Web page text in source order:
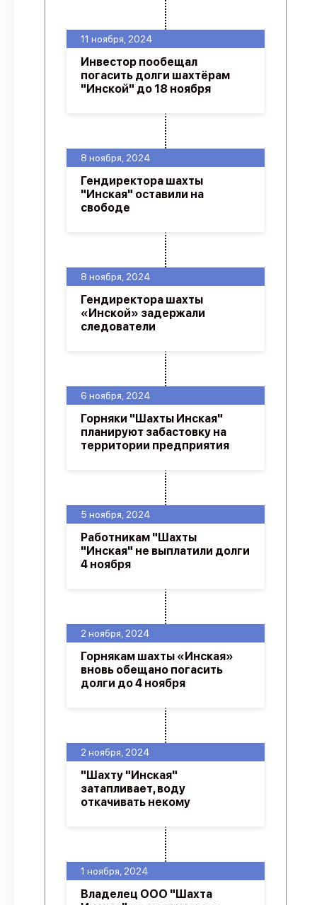
1 ноября, 2024
Владелец ООО "Шахта
2 ноября, 2024
"Шахту "Инская"
затапливает, воду
откачивать некому
2 ноября, 2024
Горнякам шахты «Инская»
вновь обещано погасить
долги до 4 ноября
5 ноября, 2024
Работникам "Шахты
"Инская" не выплатили долги
4 ноября
6 ноября, 2024
Горняки "Шахты Инская"
планируют забастовку на
территории предприятия
8 ноября, 2024
Гендиректора шахты
«Инской» задержали
следователи
8 ноября, 2024
Гендиректора шахты
"Инская" оставили на
свободе
11 ноября, 2024
Инвестор пообещал
погасить долги шахтёрам
"Инской" до 18 ноября